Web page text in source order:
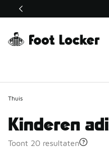
Deze link wordt geopend in
Thuis
Kinderen
Toont 20 resultaten